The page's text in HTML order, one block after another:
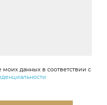
данных в соответствии с